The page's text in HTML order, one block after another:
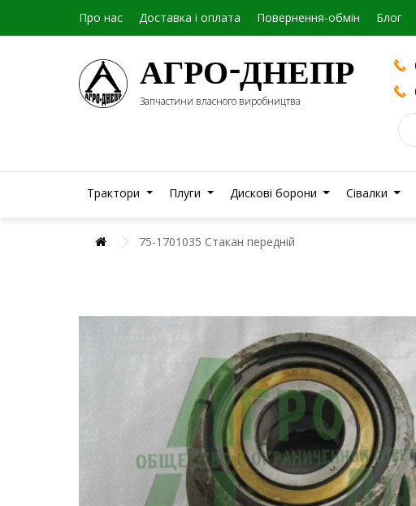
Про нас Доставка і оплата Повернення-обмін Блог
АГРО-ДНЕПР
Запчастини власного виробництва
Трактори Плуги Дискові борони Сівалки
75-1701035 Стакан передній